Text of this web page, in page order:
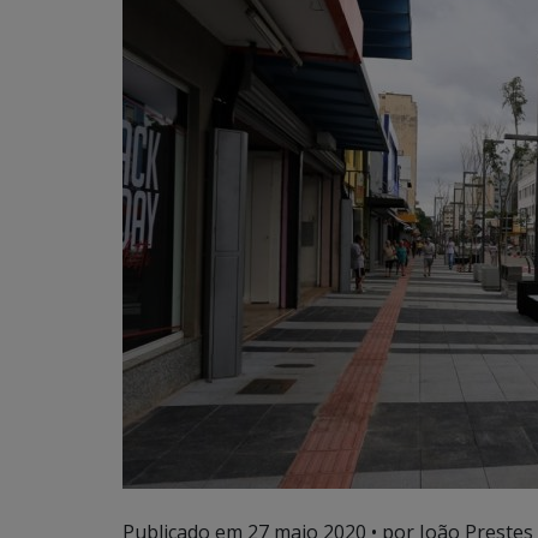
Publicado em 27 maio 2020 • por João Prestes